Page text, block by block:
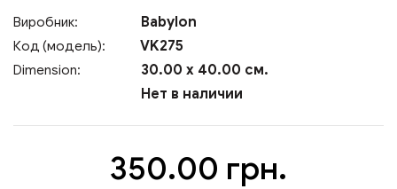
Виробник: Babylon
Код (модель): VK275
Dimension:
30.00 x 40.00 см.
Нет в наличии
350.00 грн.